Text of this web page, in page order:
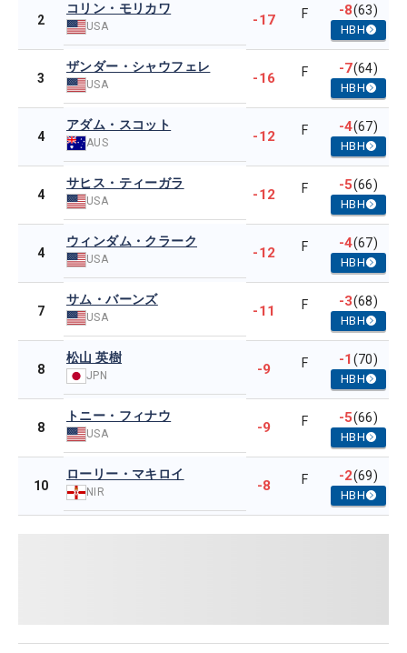
2
コリン・モリカワ
USA -17 F -8(63)
HBH
3
ザンダー・シャウフェレ
USA -16 F -7(64)
HBH
4
アダム・スコット
AUS -12 F -4(67)
HBH
4
サヒス・ティーガラ
USA -12 F -5(66)
HBH
4
ウィンダム・クラーク
USA -12 F -4(67)
HBH
7
サム・バーンズ
USA -11 F -3(68)
HBH
8
松山 英樹
JPN -9 F -1(70)
HBH
8
トニー・フィナウ
USA -9 F -5(66)
HBH
10
ローリー・マキロイ
NIR -8 F -2(69)
HBH